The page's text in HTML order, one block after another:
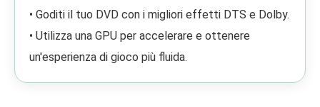
• Goditi il tuo DVD con i migliori effetti DTS e Dolby.
• Utilizza una GPU per accelerare e ottenere
un'esperienza di gioco più fluida.